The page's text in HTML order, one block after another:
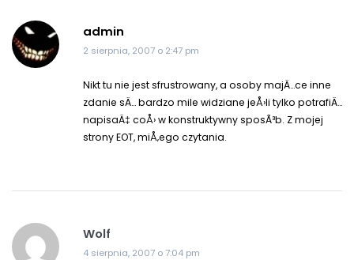
admin
2 sierpnia, 2007 o 2:47 pm
Nikt tu nie jest sfrustrowany, a osoby majÄ…ce inne
zdanie sÄ… bardzo mile widziane jeÅ›li tylko potrafiÄ…
napisaÄ‡ coÅ› w konstruktywny sposÃ³b. Z mojej
strony EOT, miÅ‚ego czytania.
Wolf
4 sierpnia, 2007 o 7:04 pm